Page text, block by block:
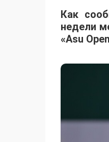
Как
недели
«Asu